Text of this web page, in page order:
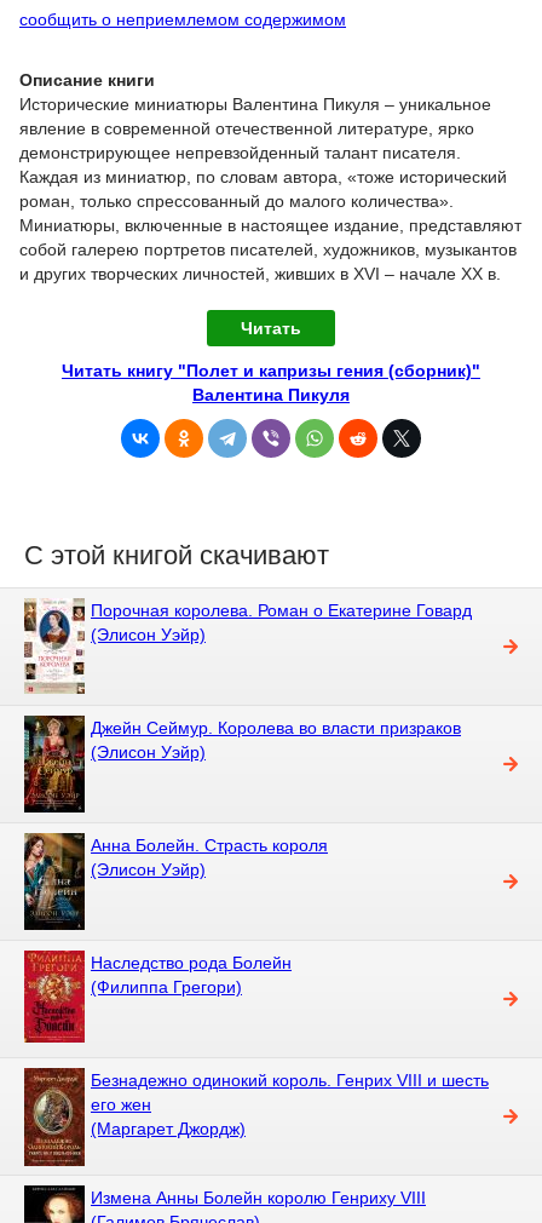
сообщить о неприемлемом содержимом
Описание книги
Исторические миниатюры Валентина Пикуля – уникальное
явление в современной отечественной литературе, ярко
демонстрирующее непревзойденный талант писателя.
Каждая из миниатюр, по словам автора, «тоже исторический
роман, только спрессованный до малого количества».
Миниатюры, включенные в настоящее издание, представляют
собой галерею портретов писателей, художников, музыкантов
и других творческих личностей, живших в XVI – начале XX в.
Читать
Читать книгу "Полет и капризы гения (сборник)"
Валентина Пикуля
С этой книгой скачивают
Порочная королева. Роман о Екатерине Говард
(Элисон Уэйр)
Джейн Сеймур. Королева во власти призраков
(Элисон Уэйр)
Анна Болейн. Страсть короля
(Элисон Уэйр)
Наследство рода Болейн
(Филиппа Грегори)
Безнадежно одинокий король. Генрих VIII и шесть
его жен
(Маргарет Джордж)
Измена Анны Болейн королю Генриху VIII